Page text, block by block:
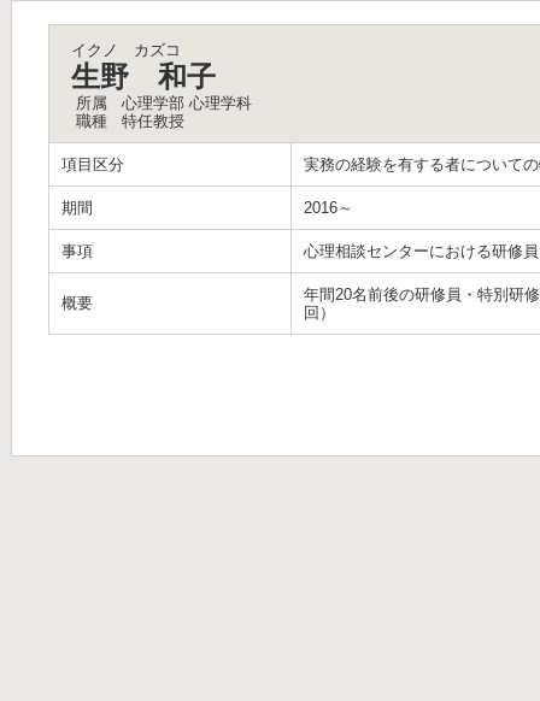
イクノ カズコ
生野 和子
所属
心理学部 心理学科
職種
特任教授
項目区分 実務の経験を有する者について
期間 2016～
事項 心理相談センターにおける研修
概要
年間20名前後の研修員・特別研
回）